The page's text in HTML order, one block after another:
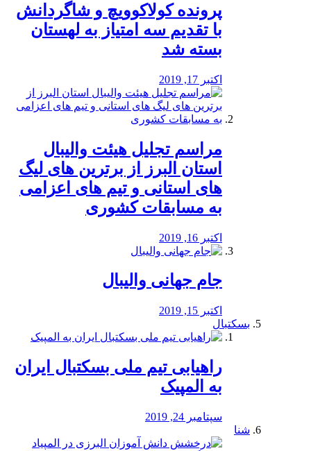
پرونده کولاکوویچ و شاگردانش
با تقدیم سه امتیاز به لهستان
بسته شد
اکتبر 17, 2019
مراسم تجلیل هیئت والیبال
استان البرز از برترین های لیگ
های استانی و تیم های اعزامی
به مسابقات کشوری
اکتبر 16, 2019
جام جهانی والیبال
اکتبر 15, 2019
بسکتبال
راهیابی تیم ملی بسکتبال ایران
به المپیک
سپتامبر 24, 2019
شنا